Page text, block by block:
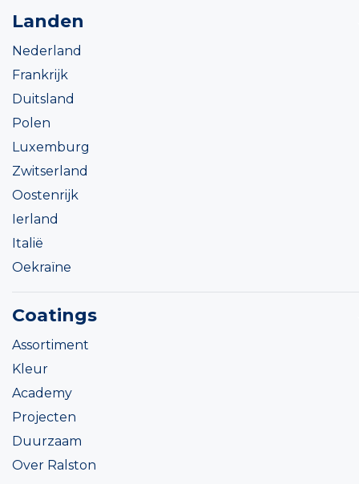
Landen
Nederland
Frankrijk
Duitsland
Polen
Luxemburg
Zwitserland
Oostenrijk
Ierland
Italië
Oekraïne
Coatings
Assortiment
Kleur
Academy
Projecten
Duurzaam
Over Ralston